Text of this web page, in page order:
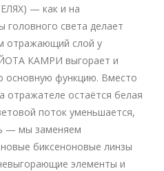
— как и на
света делает
отражающий слой у
КАМРИ выгорает и
основную функцию. Вместо
отражателе остаётся белая
поток уменьшается,
— мы заменяем
биксеноновые линзы
элементы и